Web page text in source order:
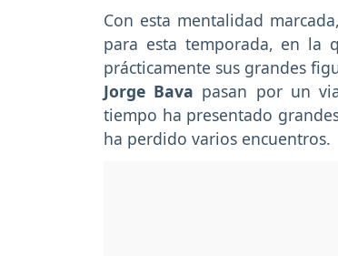
Con esta mentalidad
para esta temporada, en la
prácticamente sus grandes
Jorge Bava pasan por un
tiempo ha presentado
ha perdido varios encuentros.